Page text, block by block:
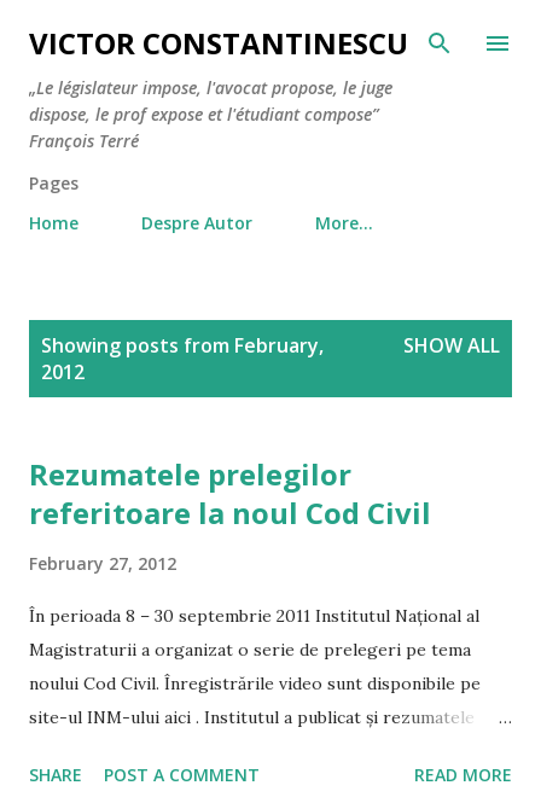
Skip to main content
VICTOR CONSTANTINESCU
„Le législateur impose, l'avocat propose, le juge
dispose, le prof expose et l'étudiant compose”
François Terré
Pages
Home
Despre Autor More…
Showing posts from February,
2012
SHOW ALL
Rezumatele prelegilor
referitoare la noul Cod Civil
February 27, 2012
În perioada 8 – 30 septembrie 2011 Institutul Național al
Magistraturii a organizat o serie de prelegeri pe tema
noului Cod Civil. Înregistrările video sunt disponibile pe
site-ul INM-ului aici . Institutul a publicat și rezumatele
timp să asculte toate înregistrările. Rezumatele sunt
SHARE POST A COMMENT READ MORE